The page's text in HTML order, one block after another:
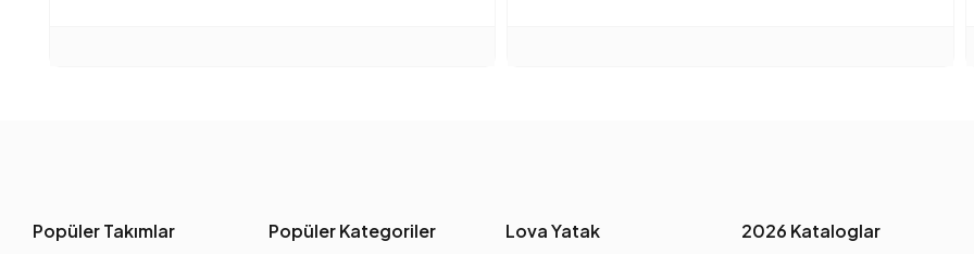
Üretim Yeri
Popüler Takımlar Popüler Kategoriler Lova Yatak 2026 Kataloglar